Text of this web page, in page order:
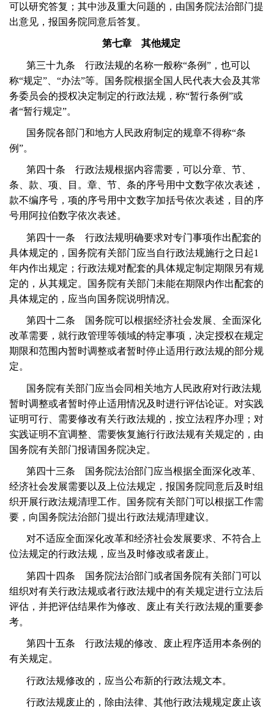
可以研究答复；其中涉及重大问题的，由国务院法治部门提
出意见，报国务院同意后答复。
第七章 其他规定
第三十九条 行政法规的名称一般称“条例”，也可以
称“规定”、“办法”等。国务院根据全国人民代表大会及其常
务委员会的授权决定制定的行政法规，称“暂行条例”或
者“暂行规定”。
国务院各部门和地方人民政府制定的规章不得称“条
例”。
第四十条 行政法规根据内容需要，可以分章、节、
条、款、项、目。章、节、条的序号用中文数字依次表述，
款不编序号，项的序号用中文数字加括号依次表述，目的序
号用阿拉伯数字依次表述。
第四十一条 行政法规明确要求对专门事项作出配套的
具体规定的，国务院有关部门应当自行政法规施行之日起1
年内作出规定；行政法规对配套的具体规定制定期限另有规
定的，从其规定。国务院有关部门未能在期限内作出配套的
具体规定的，应当向国务院说明情况。
第四十二条 国务院可以根据经济社会发展、全面深化
改革需要，就行政管理等领域的特定事项，决定授权在规定
期限和范围内暂时调整或者暂时停止适用行政法规的部分规
定。
国务院有关部门应当会同相关地方人民政府对行政法规
暂时调整或者暂时停止适用情况及时进行评估论证。对实践
证明可行、需要修改有关行政法规的，按立法程序办理；对
实践证明不宜调整、需要恢复施行行政法规有关规定的，由
国务院有关部门报请国务院决定。
第四十三条 国务院法治部门应当根据全面深化改革、
经济社会发展需要以及上位法规定，报国务院同意后及时组
织开展行政法规清理工作。国务院有关部门可以根据工作需
要，向国务院法治部门提出行政法规清理建议。
对不适应全面深化改革和经济社会发展要求、不符合上
位法规定的行政法规，应当及时修改或者废止。
第四十四条 国务院法治部门或者国务院有关部门可以
组织对有关行政法规或者行政法规中的有关规定进行立法后
评估，并把评估结果作为修改、废止有关行政法规的重要参
考。
第四十五条 行政法规的修改、废止程序适用本条例的
有关规定。
行政法规修改的，应当公布新的行政法规文本。
行政法规废止的，除由法律、其他行政法规规定废止该